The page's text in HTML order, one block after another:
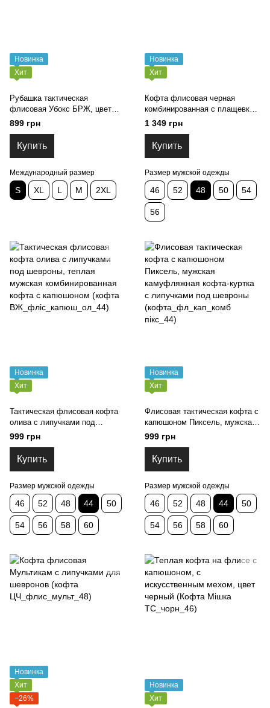
Новинка
Хит
Рубашка тактическая
флисовая Убокс БРЖ, цвет
оливковый вставки пиксель S,
M, L, XL, 2XL р-р
(Убокс_флис_пиксель_S)
899 грн
Купить
Международный размер
S XL L M 2XL
Новинка
Хит
Кофта флисовая черная
комбинированная с плащевкой
46,48,50,52,54,56р-р
(флис_кофта_комбин_чорн 48)
1 349 грн
Купить
Размер мужской одежды
46 52 48 50 54
56
Новинка
Хит
Тактическая флисовая кофта
олива с липучками под
шевроны, теплая мужская
комбинированная кофта с
капюшоном (кофта
ВЖ_фліс_капюш_ол_44)
999 грн
Купить
Размер мужской одежды
46 52 48 44 50
54 56 58 60
Новинка
Хит
Флисовая тактическая кофта с
капюшоном Пиксель, мужская
камуфляжная кофта-куртка с
липучками под шевроны
(кофта_фл_кап_комб пікс_44)
999 грн
Купить
Размер мужской одежды
46 52 48 44 50
54 56 58 60
Новинка
Хит
−26%
Новинка
Хит